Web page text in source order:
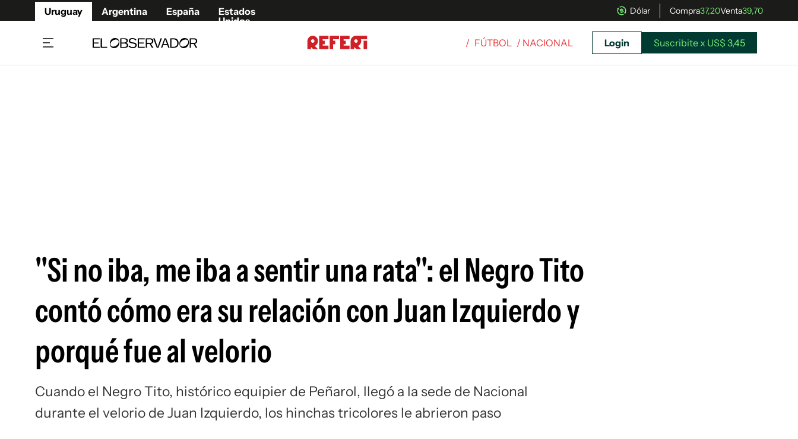
Uruguay Argentina España
Estados
Unidos
Dólar Compra37,20Venta39,70
Siguenos en:
/ FÚTBOL / NACIONAL Login Suscribite x US$ 3,45
"Si no iba, me iba a sentir una rata": el Negro Tito
contó cómo era su relación con Juan Izquierdo y
porqué fue al velorio
Cuando el Negro Tito, histórico equipier de Peñarol, llegó a la sede de Nacional
durante el velorio de Juan Izquierdo, los hinchas tricolores le abrieron paso